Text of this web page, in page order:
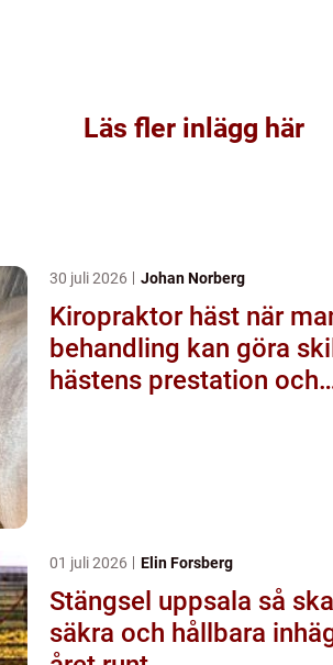
Läs fler inlägg här
30 juli 2026 Johan Norberg
Kiropraktor häst när manuell
behandling kan göra
hästens prestation och
01 juli 2026 Elin Forsberg
Stängsel uppsala så skapar du
säkra och hållbara